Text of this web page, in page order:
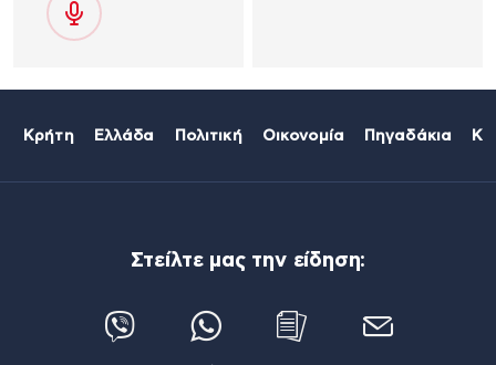
Κρήτη Ελλάδα Πολιτική Οικονομία Πηγαδάκια
Στείλτε μας την είδηση: